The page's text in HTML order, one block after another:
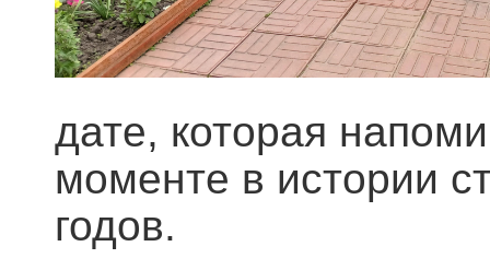
дате, которая
моменте в истории
годов.